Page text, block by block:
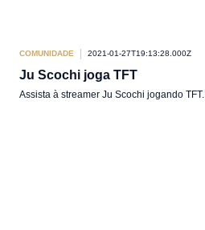
COMUNIDADE 2021-01-27T19:13:28.000Z
Ju Scochi joga TFT
Assista à streamer Ju Scochi jogando TFT.